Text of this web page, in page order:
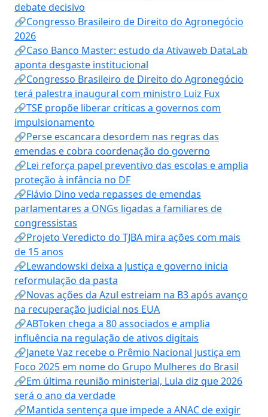
debate decisivo
🔗Congresso Brasileiro de Direito do Agronegócio
2026
🔗Caso Banco Master: estudo da Ativaweb DataLab
aponta desgaste institucional
🔗Congresso Brasileiro de Direito do Agronegócio
terá palestra inaugural com ministro Luiz Fux
🔗TSE propõe liberar críticas a governos com
impulsionamento
🔗Perse escancara desordem nas regras das
emendas e cobra coordenação do governo
🔗Lei reforça papel preventivo das escolas e amplia
proteção à infância no DF
🔗Flávio Dino veda repasses de emendas
parlamentares a ONGs ligadas a familiares de
congressistas
🔗Projeto Veredicto do TJBA mira ações com mais
de 15 anos
🔗Lewandowski deixa a Justiça e governo inicia
reformulação da pasta
🔗Novas ações da Azul estreiam na B3 após avanço
na recuperação judicial nos EUA
🔗ABToken chega a 80 associados e amplia
influência na regulação de ativos digitais
🔗Janete Vaz recebe o Prêmio Nacional Justiça em
Foco 2025 em nome do Grupo Mulheres do Brasil
🔗Em última reunião ministerial, Lula diz que 2026
será o ano da verdade
🔗Mantida sentença que impede a ANAC de exigir